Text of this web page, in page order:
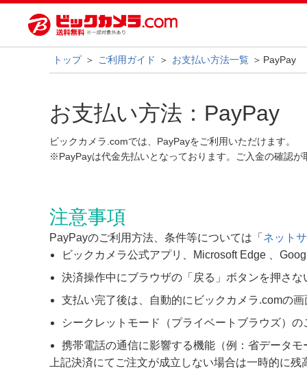
トップ ご利用ガイド お支払い方法一覧 PayPay
お支払い方法：PayPay
ビックカメラ.comでは、PayPayをご利用いただけます。
※PayPayは代金先払いとなっております。ご入金の確認
注意事項
PayPayのご利用方法、条件等については「 ネット
ビックカメラ公式アプリ、Microsoft Edge 、
決済操作中にブラウザの「戻る」ボタンを押さな
支払い完了後は、自動的にビックカメラ.comの
シークレットモード（プライベートブラウズ）
携帯電話の通信に影響する機能（例：省データ
上記決済にてご注文が成立しない場合は一時的に